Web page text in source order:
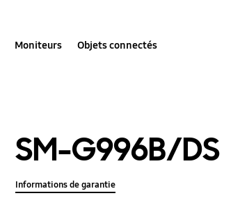
Moniteurs Objets connectés
SM-G996B/DS
Informations de garantie